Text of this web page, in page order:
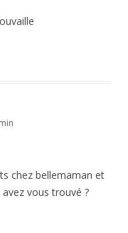
chez bellemaman et
avez vous trouvé ?